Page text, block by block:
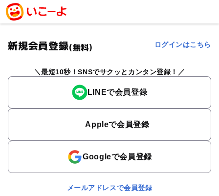
新規会員登録(無料) ログインはこちら
最短10秒！SNSでサクッとカンタン登録！
LINEで会員登録
Appleで会員登録
Googleで会員登録
メールアドレスで会員登録